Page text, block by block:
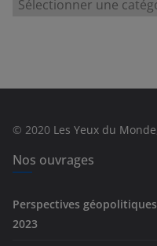
e
s
© 2020 Les Yeux du Monde
Nos ouvrages
Perspectives
2023